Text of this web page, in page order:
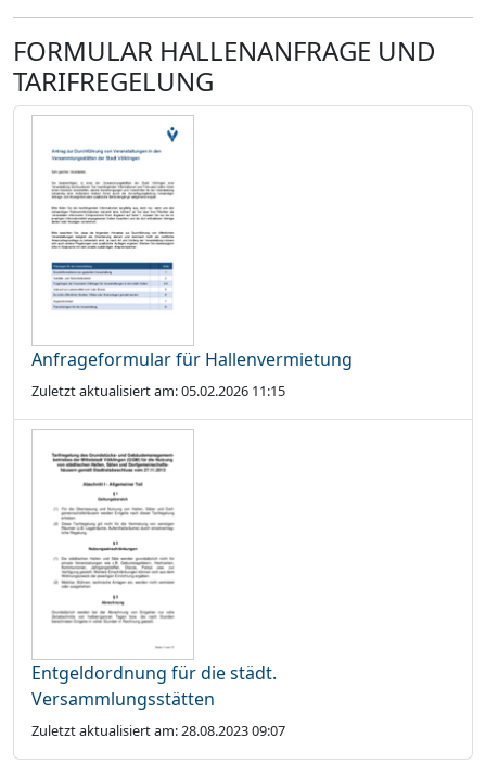
FORMULAR HALLENANFRAGE UND
TARIFREGELUNG
Anfrageformular für Hallenvermietung
Zuletzt aktualisiert am: 05.02.2026 11:15
Entgeldordnung für die städt.
Versammlungsstätten
Zuletzt aktualisiert am: 28.08.2023 09:07